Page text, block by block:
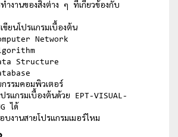
ทำงานของสิ่งต่าง ๆ ที่เกี่ยวข้องกับ
ขียนโปรแกรมเบื้องต้น
Network
Structure
กรรมคอมพิวเตอร์
ปรแกรมเบื้องต้นด้วย EPT-VISUAL-
ได้
บงานสายโปรแกรมเมอร์ไหม